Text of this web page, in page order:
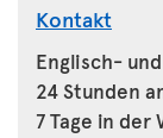
Kontakt
Englisch-
24 Stunden
7 Tage in der